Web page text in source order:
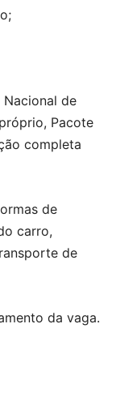
de
Pacote
completa
de
carro,
de
da vaga.